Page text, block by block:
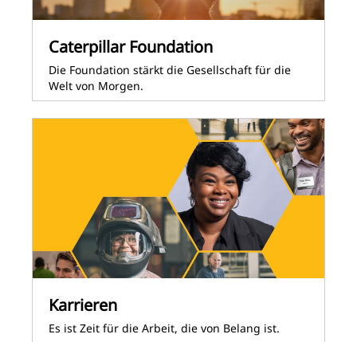
Caterpillar Foundation
Die Foundation stärkt die Gesellschaft für die
Welt von Morgen.
Karrieren
Es ist Zeit für die Arbeit, die von Belang ist.